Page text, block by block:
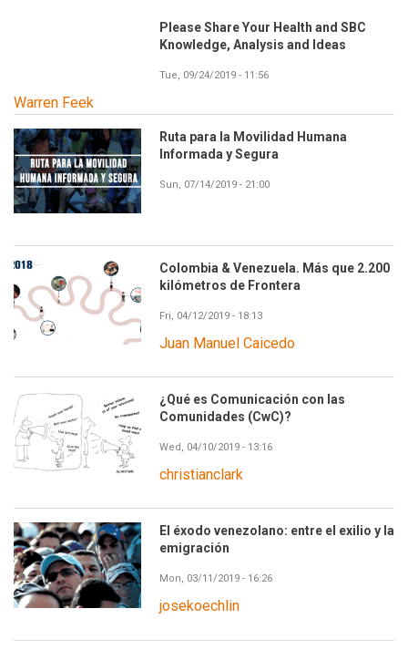
Please Share Your Health and SBC
Knowledge, Analysis and Ideas
Tue, 09/24/2019 - 11:56
Warren Feek
Ruta para la Movilidad Humana
Informada y Segura
Sun, 07/14/2019 - 21:00
Colombia & Venezuela. Más que 2.200
kilómetros de Frontera
Fri, 04/12/2019 - 18:13
Juan Manuel Caicedo
¿Qué es Comunicación con las
Comunidades (CwC)?
Wed, 04/10/2019 - 13:16
christianclark
El éxodo venezolano: entre el exilio y la
emigración
Mon, 03/11/2019 - 16:26
josekoechlin